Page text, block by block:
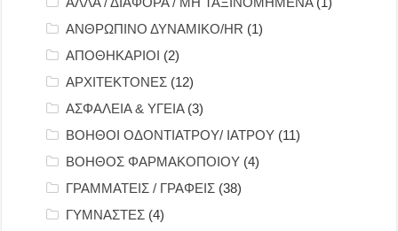
ΑΝΘΡΩΠΙΝΟ ΔΥΝΑΜΙΚΟ/HR (1)
ΑΠΟΘΗΚΑΡΙΟΙ (2)
ΑΡΧΙΤΕΚΤΟΝΕΣ (12)
ΑΣΦΑΛΕΙΑ & ΥΓΕΙΑ(3)
ΒΟΗΘΟΙ ΟΔΟΝΤΙΑΤΡΟΥ/ ΙΑΤΡΟΥ (11)
ΒΟΗΘΟΣ ΦΑΡΜΑΚΟΠΟΙΟΥ (4)
ΓΡΑΜΜΑΤΕΙΣ / ΓΡΑΦΕΙΣ (38)
ΓΥΜΝΑΣΤΕΣ (4)